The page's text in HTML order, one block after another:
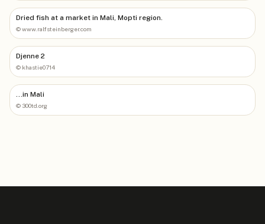
Dried fish at a market in Mali, Mopti region.
©www.ralfsteinberger.com
Djenne 2
© khastie0714
...in Mali
© 300td.org